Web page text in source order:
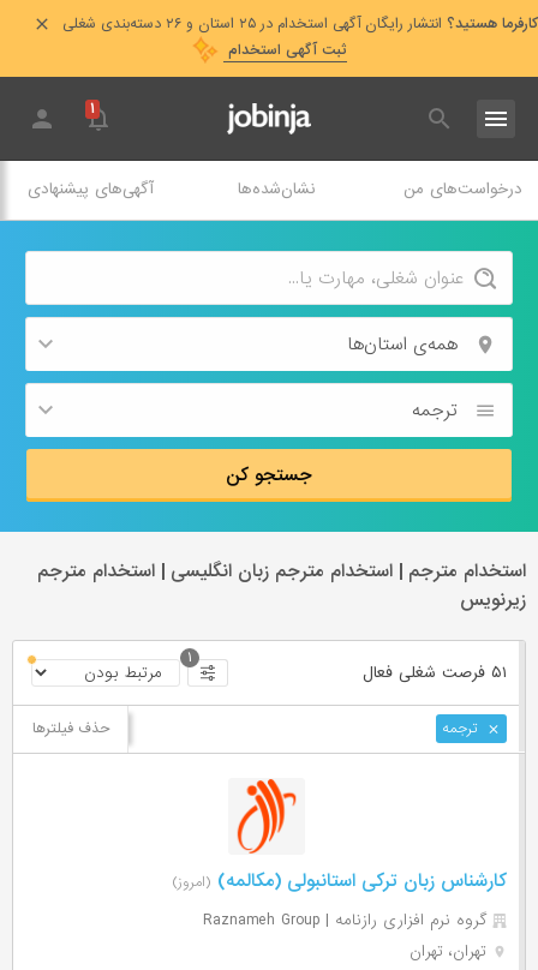
کارفرما هستید؟ انتشار رایگان آگهی استخدام در ۲۵ استان و ۲۶ دسته‌بندی شغلی
ثبت آگهی استخدام
۱
درخواست‌های من نشان‌شده‌ها آگهی‌های پیشنهادی
همه‌ی استان‌ها
ترجمه
جستجو کن
استخدام مترجم | استخدام مترجم زبان انگلیسی | استخدام مترجم
زیرنویس
۵۱ فرصت ‌شغلی فعال
۱
ترجمه حذف فیلترها
کارشناس زبان ترکی استانبولی (مکالمه) (امروز)
گروه نرم افزاری رازنامه | Raznameh Group
تهران، تهران